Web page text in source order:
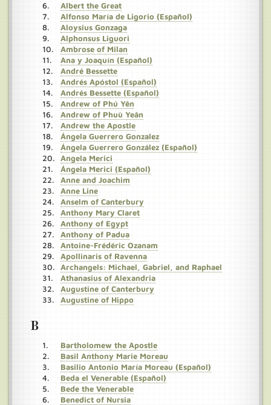
Albert the Great
Alfonso María de Ligorio (Español)
Aloysius Gonzaga
Alphonsus Liguori
Ambrose of Milan
Ana y Joaquín (Español)
André Bessette
Andrés Apóstol (Español)
Andrés Bessette (Español)
Andrew of Phú Yên
Andrew of Phuù Yeân
Andrew the Apostle
Ángela Guerrero Gonzalez
Ángela Guerrero González (Español)
Angela Merici
Ángela Merici (Español)
Anne and Joachim
Anne Line
Anselm of Canterbury
Anthony Mary Claret
Anthony of Egypt
Anthony of Padua
Antoine-Frédéric Ozanam
Apollinaris of Ravenna
Archangels: Michael, Gabriel, and Raphael
Athanasius of Alexandria
Augustine of Canterbury
Augustine of Hippo
B
Bartholomew the Apostle
Basil Anthony Marie Moreau
Basilio Antonio María Moreau (Español)
Beda el Venerable (Español)
Bede the Venerable
Benedict of Nursia